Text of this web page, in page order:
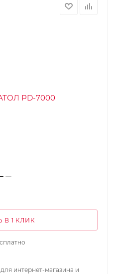
В 1 КЛИК
интернет-магазина и